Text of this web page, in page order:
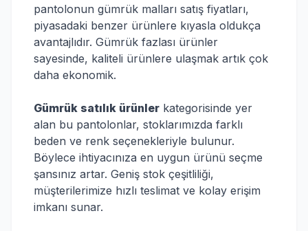
pantolonun gümrük malları satış fiyatları,
piyasadaki benzer ürünlere kıyasla oldukça
avantajlıdır. Gümrük fazlası ürünler
sayesinde, kaliteli ürünlere ulaşmak artık çok
daha ekonomik.
Gümrük satılık ürünler kategorisinde yer
alan bu pantolonlar, stoklarımızda farklı
beden ve renk seçenekleriyle bulunur.
Böylece ihtiyacınıza en uygun ürünü seçme
şansınız artar. Geniş stok çeşitliliği,
müşterilerimize hızlı teslimat ve kolay erişim
imkanı sunar.